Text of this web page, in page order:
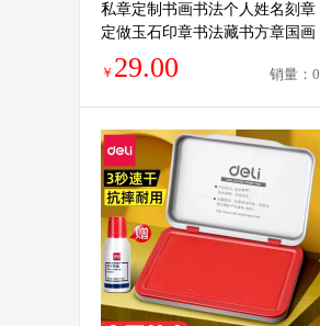
私章定制书画书法个人姓名刻章
定做玉石印章书法藏书方章国画
闲章礼品印章
￥ 29.00 销量：0